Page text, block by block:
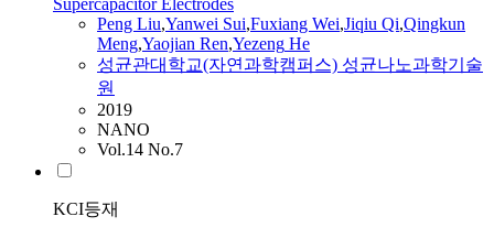
Supercapacitor Electrodes
Peng Liu,Yanwei Sui,Fuxiang Wei,Jiqiu Qi,Qingkun
Meng,Yaojian Ren,Yezeng He
성균관대학교(자연과학캠퍼스) 성균나노과학기술
원
2019
NANO
Vol.14 No.7
KCI등재